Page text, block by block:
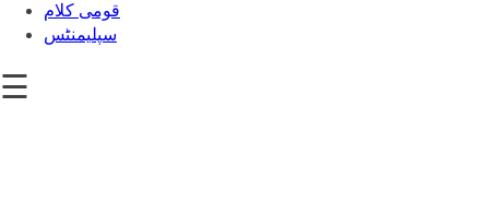
قومی کلام
سپلیمنٹس
☰